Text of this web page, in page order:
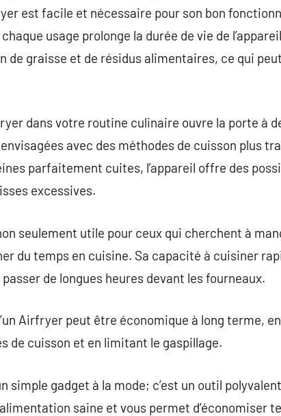
est facile et nécessaire pour son bon
usage prolonge la durée de vie de
de graisse et de résidus alimentaires, ce qui
dans votre routine culinaire ouvre la porte à
avec des méthodes de cuisson plus
parfaitement cuites, l’appareil offre des
excessives.
seulement utile pour ceux qui cherchent à
du temps en cuisine. Sa capacité à cuisiner
de longues heures devant les fourneaux.
Airfryer peut être économique à long terme,
de cuisson et en limitant le gaspillage.
simple gadget à la mode; c’est un outil
saine et vous permet d’économiser